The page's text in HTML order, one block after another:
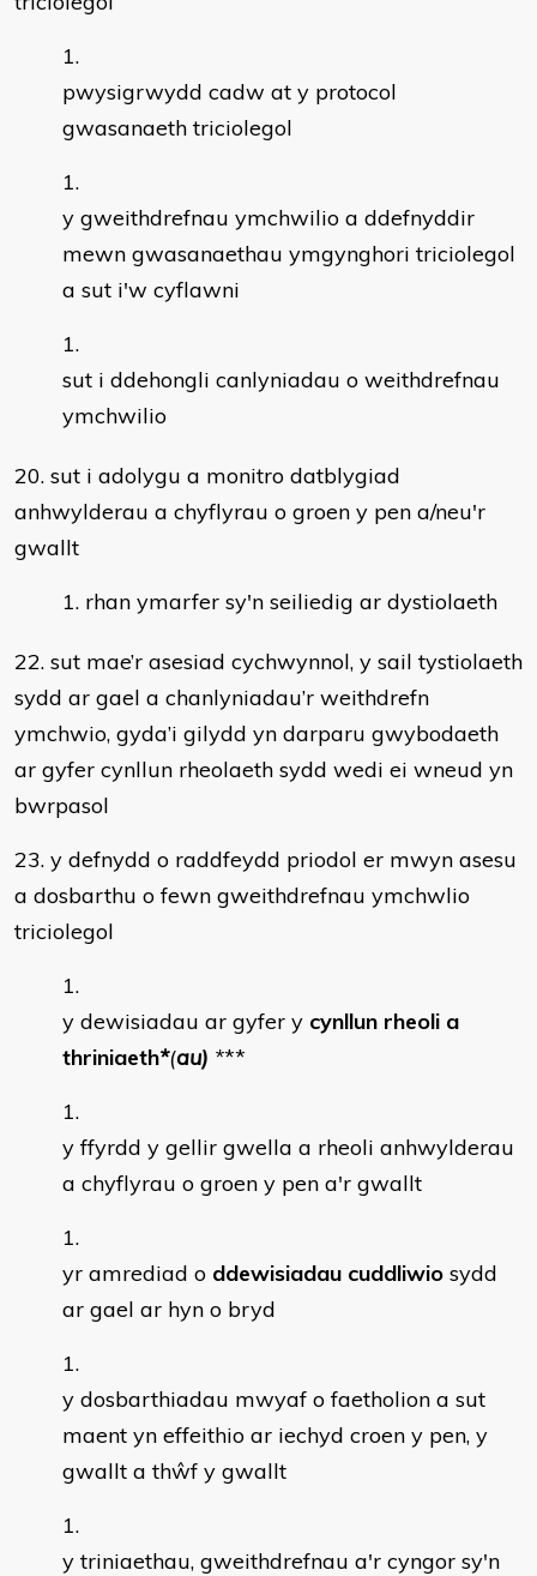
pwysigrwydd cadw at y protocol
gwasanaeth triciolegol
y gweithdrefnau ymchwilio a ddefnyddir
mewn gwasanaethau ymgynghori triciolegol
a sut i'w cyflawni
sut i ddehongli canlyniadau o weithdrefnau
ymchwilio
20. sut i adolygu a monitro datblygiad
anhwylderau a chyflyrau o groen y pen a/neu'r
gwallt
rhan ymarfer sy'n seiliedig ar dystiolaeth
22. sut mae’r asesiad cychwynnol, y sail tystiolaeth
sydd ar gael a chanlyniadau’r weithdrefn
ymchwio, gyda’i gilydd yn darparu gwybodaeth
ar gyfer cynllun rheolaeth sydd wedi ei wneud yn
bwrpasol
23. y defnydd o raddfeydd priodol er mwyn asesu
a dosbarthu o fewn gweithdrefnau ymchwlio
triciolegol
y dewisiadau ar gyfer y cynllun rheoli a
thriniaeth*(au) ***
y ffyrdd y gellir gwella a rheoli anhwylderau
a chyflyrau o groen y pen a'r gwallt
yr amrediad o ddewisiadau cuddliwio sydd
ar gael ar hyn o bryd
y dosbarthiadau mwyaf o faetholion a sut
maent yn effeithio ar iechyd croen y pen, y
gwallt a thŵf y gwallt
y triniaethau, gweithdrefnau a'r cyngor sy'n